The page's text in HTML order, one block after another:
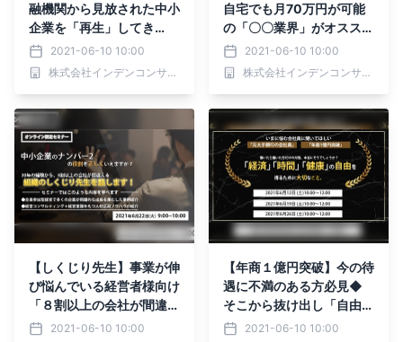
融機関から見放された中小
企業を「再生」してき
た”財務のプロ”が今、一番
伝えたい事とは
2021-06-10 10:00
株式会社インデンコンサルティング
自宅でも月70万円が可能
の「〇〇業界」がオススメ
の”裏事情”
2021-06-10 10:00
株式会社インデンコンサルティング
【しくじり先生】事業が伸
び悩んでいる経営者様向け
「８割以上の会社が間違え
ている」組織戦略の事実
2021-06-10 10:00
【年商１億円突破】今の待
遇に不満のある方必見◆
そこから抜け出し「自由」
を得る方法◆教えます
2021-06-10 10:00